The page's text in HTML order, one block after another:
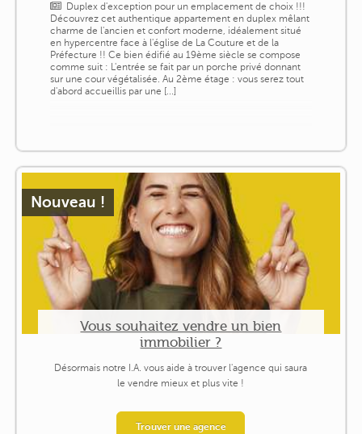
Duplex d'exception pour un emplacement de choix !!!
Découvrez cet authentique appartement en duplex mêlant
charme de l'ancien et confort moderne, idéalement situé
en hypercentre face à l'église de La Couture et de la
Préfecture !! Ce bien édifié au 19ème siècle se compose
comme suit : L'entrée se fait par un porche privé donnant
sur une cour végétalisée. Au 2ème étage : vous serez tout
d'abord accueillis par une [...]
Nouveau !
Vous souhaitez vendre un bien
immobilier ?
Désormais notre I.A. vous aide à trouver l'agence qui saura
le vendre mieux et plus vite !
Trouver une agence